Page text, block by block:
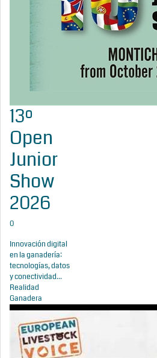
13º
Open
Junior
Show
2026
0
Innovación digital
en la ganadería:
tecnologías, datos
y conectividad...
Realidad
Ganadera